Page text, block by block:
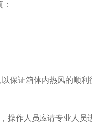
保证箱体内热风的顺利
作人员应请专业人员